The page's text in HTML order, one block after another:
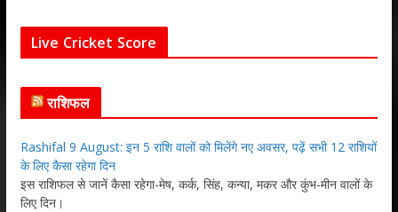
Live Cricket Score
राशिफल
Rashifal 9 August: इन 5 राशि वालों को मिलेंगे नए अवसर, पढ़ें सभी 12 राशियों
के लिए कैसा रहेगा दिन
इस राशिफल से जानें कैसा रहेगा-मेष, कर्क, सिंह, कन्या, मकर और कुंभ-मीन वालों के
लिए दिन।